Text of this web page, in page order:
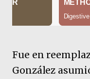
Fue en
González